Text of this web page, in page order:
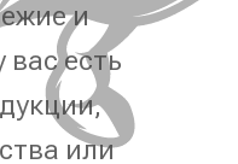
и
есть
или